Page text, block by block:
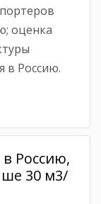
оценка
в Россию.
Россию,
30 м3/